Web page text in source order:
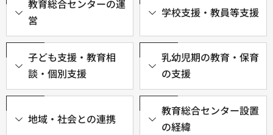
教育総合センターの運
営
学校支援・教員等支援
子ども支援・教育相
談・個別支援
乳幼児期の教育・保育
の支援
地域・社会との連携
教育総合センター設置
の経緯